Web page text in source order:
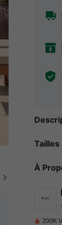
Tailles
À
200K